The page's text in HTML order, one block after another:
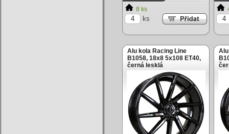
8 ks
ks
Alu kola Racing Line
B1058, 18x8 5x108 ET40,
černá lesklá